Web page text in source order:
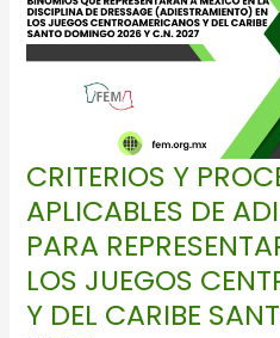
CRITERIOS Y
APLICABLES DE
PARA
LOS JUEGOS
Y DEL CARIBE
ADIESTRAMIENTO
PARA
LOS
JUEGOS
CENTROAMERICANOS
Y
DEL
CARIBE